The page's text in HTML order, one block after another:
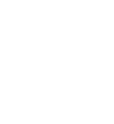
KRÁLÍCI/